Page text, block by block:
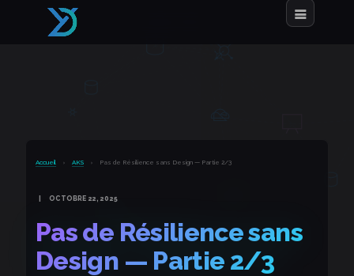
Accueil › AKS › Pas de Résilience sans Design — Partie 2/3
OCTOBRE 22, 2025
Pas de Résilience sans
Design — Partie 2/3